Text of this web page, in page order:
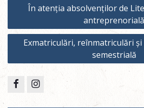
navigation
În atenția absolvenților de
antreprenorială
Exmatriculări, reînmatriculări și
semestrială
Facebook